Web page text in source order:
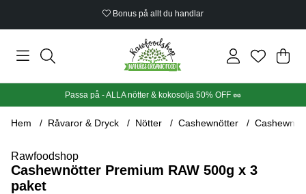
Bonus på allt du handlar
Din
.
Passa på - ALLA nötter & kokosolja 50% OFF 🥜
Hem Råvaror & Dryck Nötter Cashewnötter
Rawfoodshop
Cashewnötter Premium RAW 500g x 3
paket